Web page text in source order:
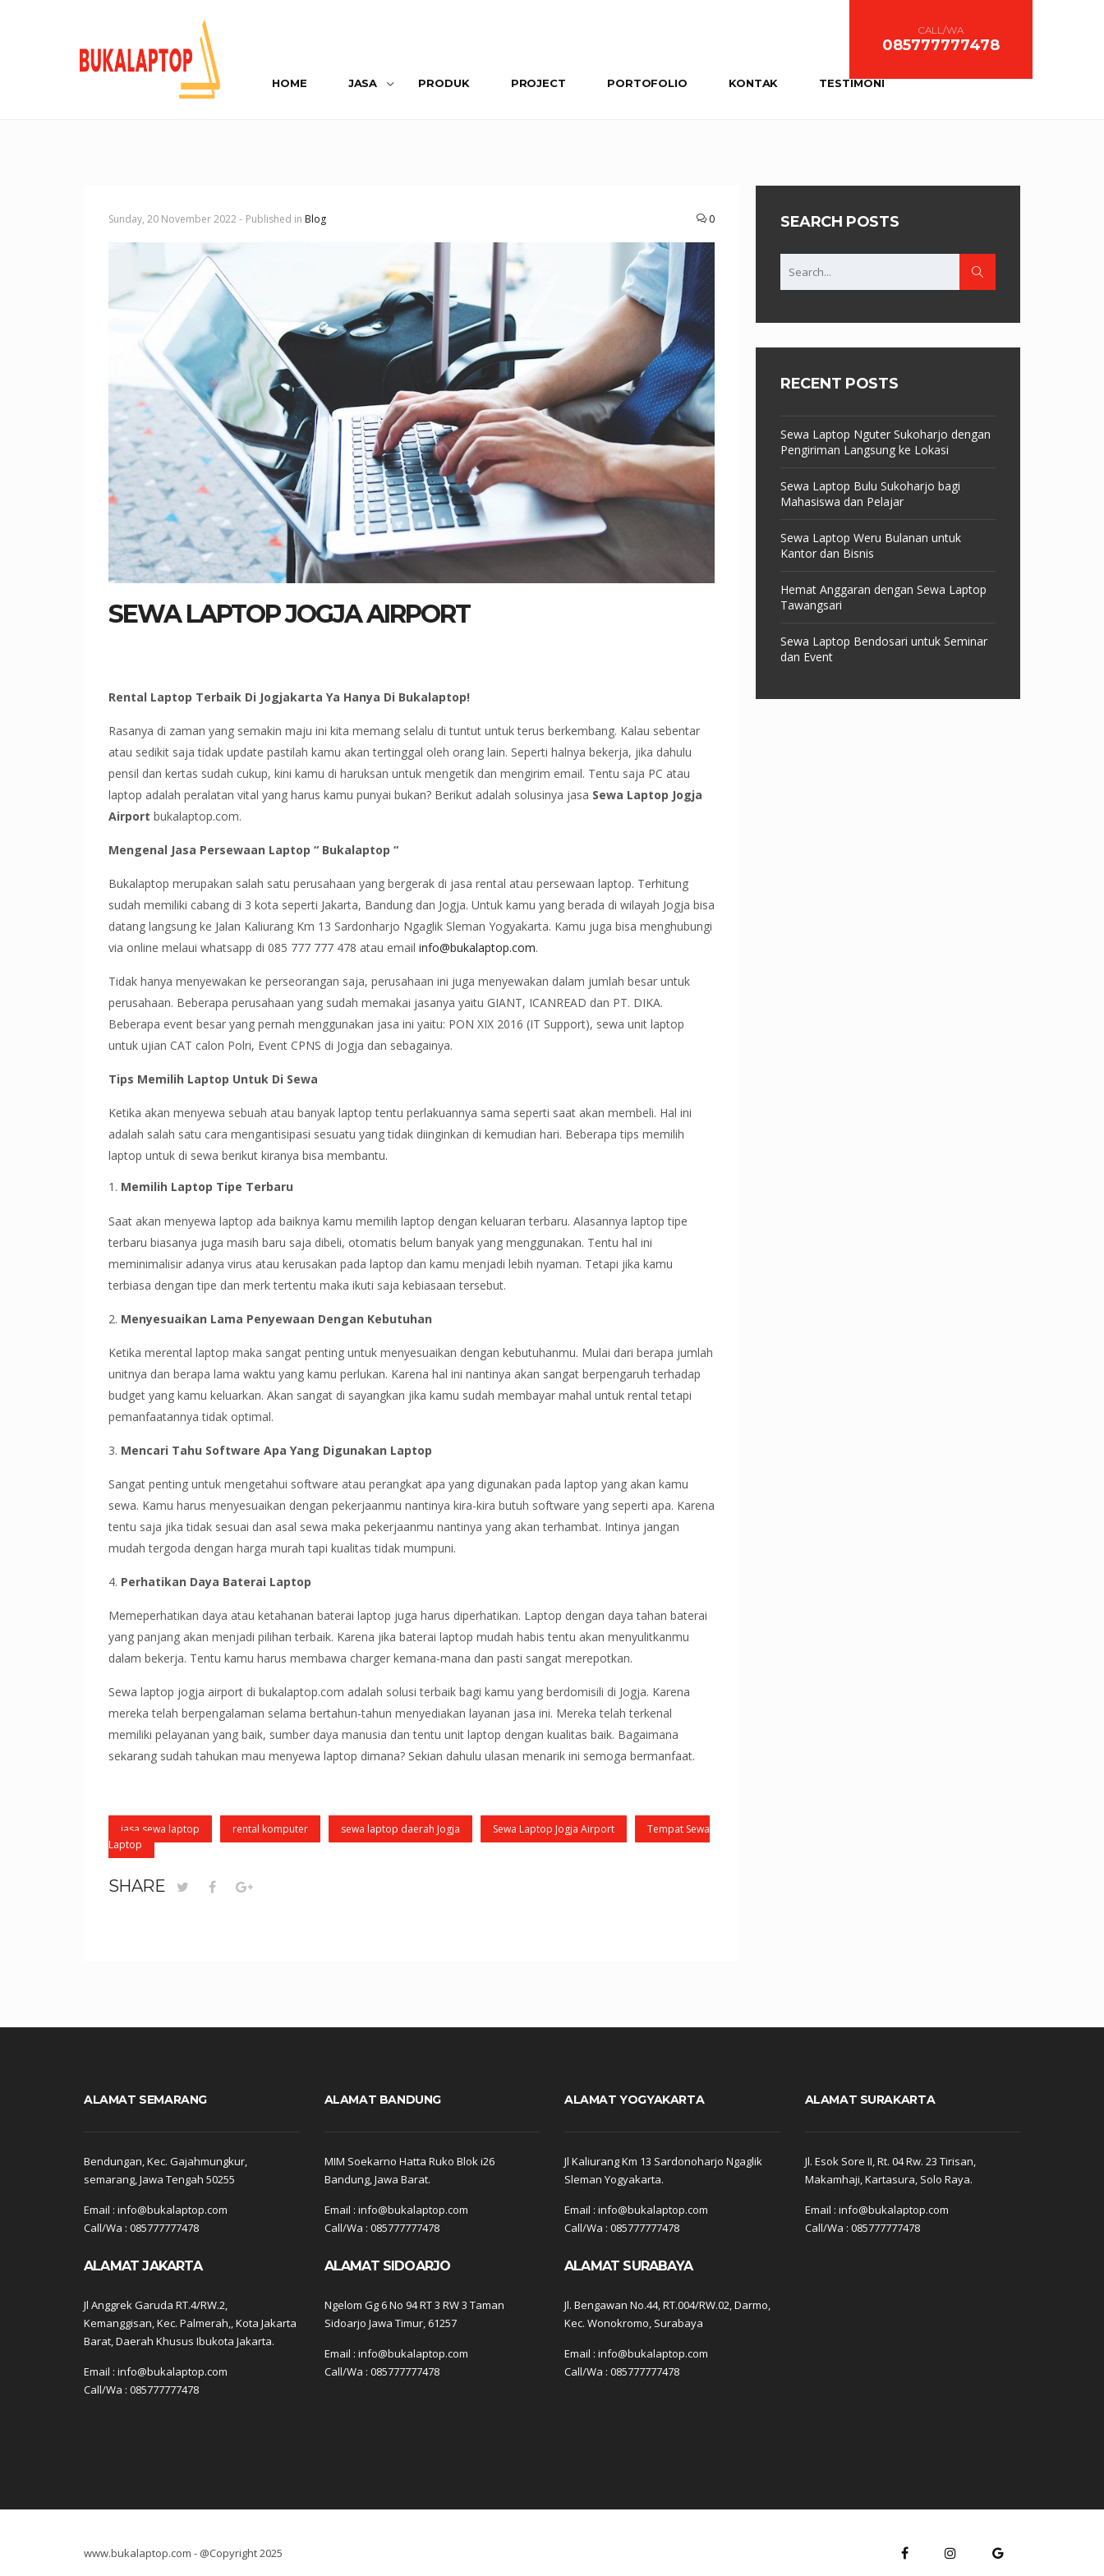
HOME JASA PRODUK PROJECT PORTOFOLIO KONTAK TESTIMONI
CALL/WA
085777777478
Sunday, 20 November 2022 - Published in Blog 0
SEWA LAPTOP JOGJA AIRPORT
Rental Laptop Terbaik Di Jogjakarta Ya Hanya Di Bukalaptop!
Rasanya di zaman yang semakin maju ini kita memang selalu di tuntut untuk terus berkembang. Kalau sebentar
atau sedikit saja tidak update pastilah kamu akan tertinggal oleh orang lain. Seperti halnya bekerja, jika dahulu
pensil dan kertas sudah cukup, kini kamu di haruksan untuk mengetik dan mengirim email. Tentu saja PC atau
laptop adalah peralatan vital yang harus kamu punyai bukan? Berikut adalah solusinya jasa Sewa Laptop Jogja
Airport bukalaptop.com.
Mengenal Jasa Persewaan Laptop “ Bukalaptop “
Bukalaptop merupakan salah satu perusahaan yang bergerak di jasa rental atau persewaan laptop. Terhitung
sudah memiliki cabang di 3 kota seperti Jakarta, Bandung dan Jogja. Untuk kamu yang berada di wilayah Jogja bisa
datang langsung ke Jalan Kaliurang Km 13 Sardonharjo Ngaglik Sleman Yogyakarta. Kamu juga bisa menghubungi
via online melaui whatsapp di 085 777 777 478 atau email info@bukalaptop.com.
Tidak hanya menyewakan ke perseorangan saja, perusahaan ini juga menyewakan dalam jumlah besar untuk
perusahaan. Beberapa perusahaan yang sudah memakai jasanya yaitu GIANT, ICANREAD dan PT. DIKA.
Beberapa event besar yang pernah menggunakan jasa ini yaitu: PON XIX 2016 (IT Support), sewa unit laptop
untuk ujian CAT calon Polri, Event CPNS di Jogja dan sebagainya.
Tips Memilih Laptop Untuk Di Sewa
Ketika akan menyewa sebuah atau banyak laptop tentu perlakuannya sama seperti saat akan membeli. Hal ini
adalah salah satu cara mengantisipasi sesuatu yang tidak diinginkan di kemudian hari. Beberapa tips memilih
laptop untuk di sewa berikut kiranya bisa membantu.
Memilih Laptop Tipe Terbaru
Saat akan menyewa laptop ada baiknya kamu memilih laptop dengan keluaran terbaru. Alasannya laptop tipe
terbaru biasanya juga masih baru saja dibeli, otomatis belum banyak yang menggunakan. Tentu hal ini
meminimalisir adanya virus atau kerusakan pada laptop dan kamu menjadi lebih nyaman. Tetapi jika kamu
terbiasa dengan tipe dan merk tertentu maka ikuti saja kebiasaan tersebut.
2. Menyesuaikan Lama Penyewaan Dengan Kebutuhan
Ketika merental laptop maka sangat penting untuk menyesuaikan dengan kebutuhanmu. Mulai dari berapa jumlah
unitnya dan berapa lama waktu yang kamu perlukan. Karena hal ini nantinya akan sangat berpengaruh terhadap
budget yang kamu keluarkan. Akan sangat di sayangkan jika kamu sudah membayar mahal untuk rental tetapi
pemanfaatannya tidak optimal.
3. Mencari Tahu Software Apa Yang Digunakan Laptop
Sangat penting untuk mengetahui software atau perangkat apa yang digunakan pada laptop yang akan kamu
sewa. Kamu harus menyesuaikan dengan pekerjaanmu nantinya kira-kira butuh software yang seperti apa. Karena
tentu saja jika tidak sesuai dan asal sewa maka pekerjaanmu nantinya yang akan terhambat. Intinya jangan
mudah tergoda dengan harga murah tapi kualitas tidak mumpuni.
4. Perhatikan Daya Baterai Laptop
Memeperhatikan daya atau ketahanan baterai laptop juga harus diperhatikan. Laptop dengan daya tahan baterai
yang panjang akan menjadi pilihan terbaik. Karena jika baterai laptop mudah habis tentu akan menyulitkanmu
dalam bekerja. Tentu kamu harus membawa charger kemana-mana dan pasti sangat merepotkan.
Sewa laptop jogja airport di bukalaptop.com adalah solusi terbaik bagi kamu yang berdomisili di Jogja. Karena
mereka telah berpengalaman selama bertahun-tahun menyediakan layanan jasa ini. Mereka telah terkenal
memiliki pelayanan yang baik, sumber daya manusia dan tentu unit laptop dengan kualitas baik. Bagaimana
sekarang sudah tahukan mau menyewa laptop dimana? Sekian dahulu ulasan menarik ini semoga bermanfaat.
jasa sewa laptop rental komputer sewa laptop daerah Jogja Sewa Laptop Jogja Airport
Tempat Sewa
Laptop
SHARE
SEARCH POSTS
RECENT POSTS
Sewa Laptop Nguter Sukoharjo dengan
Pengiriman Langsung ke Lokasi
Sewa Laptop Bulu Sukoharjo bagi
Mahasiswa dan Pelajar
Sewa Laptop Weru Bulanan untuk
Kantor dan Bisnis
Hemat Anggaran dengan Sewa Laptop
Tawangsari
Sewa Laptop Bendosari untuk Seminar
dan Event
ALAMAT SEMARANG
Bendungan, Kec. Gajahmungkur,
semarang, Jawa Tengah 50255
Email : info@bukalaptop.com
Call/Wa : 085777777478
ALAMAT JAKARTA
Jl Anggrek Garuda RT.4/RW.2,
Kemanggisan, Kec. Palmerah,, Kota Jakarta
Barat, Daerah Khusus Ibukota Jakarta.
Email : info@bukalaptop.com
Call/Wa : 085777777478
ALAMAT BANDUNG
MIM Soekarno Hatta Ruko Blok i26
Bandung, Jawa Barat.
Email : info@bukalaptop.com
Call/Wa : 085777777478
ALAMAT SIDOARJO
Ngelom Gg 6 No 94 RT 3 RW 3 Taman
Sidoarjo Jawa Timur, 61257
Email : info@bukalaptop.com
Call/Wa : 085777777478
ALAMAT YOGYAKARTA
Jl Kaliurang Km 13 Sardonoharjo Ngaglik
Sleman Yogyakarta.
Email : info@bukalaptop.com
Call/Wa : 085777777478
ALAMAT SURABAYA
Jl. Bengawan No.44, RT.004/RW.02, Darmo,
Kec. Wonokromo, Surabaya
Email : info@bukalaptop.com
Call/Wa : 085777777478
ALAMAT SURAKARTA
Jl. Esok Sore II, Rt. 04 Rw. 23 Tirisan,
Makamhaji, Kartasura, Solo Raya.
Email : info@bukalaptop.com
Call/Wa : 085777777478
www.bukalaptop.com - @Copyright 2025